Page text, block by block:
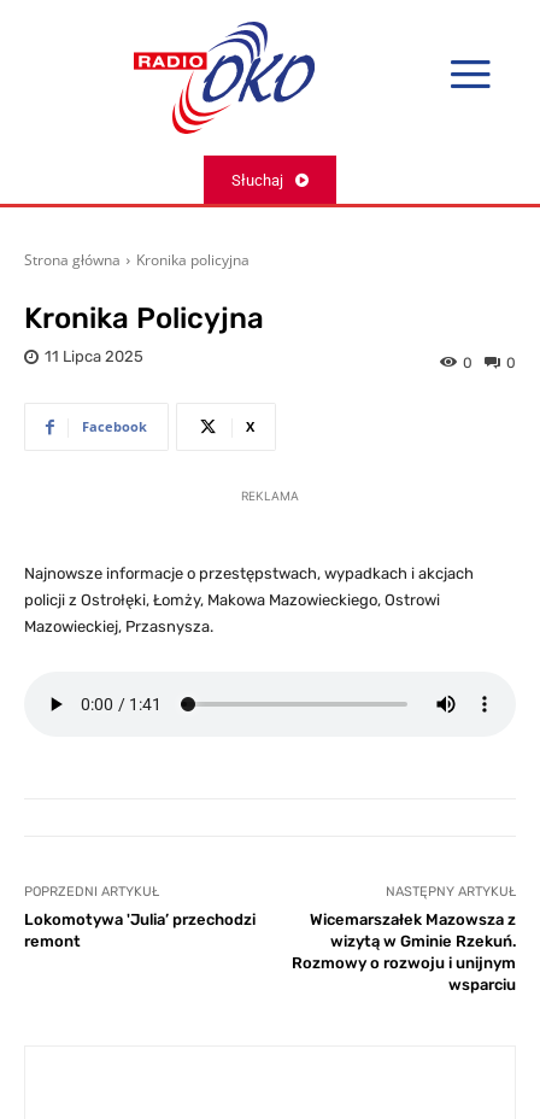
Słuchaj
Strona główna Kronika policyjna
Kronika Policyjna
11 Lipca 2025 0
0
Facebook X
REKLAMA
Najnowsze informacje o przestępstwach, wypadkach i akcjach
policji z Ostrołęki, Łomży, Makowa Mazowieckiego, Ostrowi
Mazowieckiej, Przasnysza.
POPRZEDNI ARTYKUŁ
Lokomotywa 'Julia’ przechodzi
remont
NASTĘPNY ARTYKUŁ
Wicemarszałek Mazowsza z
wizytą w Gminie Rzekuń.
Rozmowy o rozwoju i unijnym
wsparciu